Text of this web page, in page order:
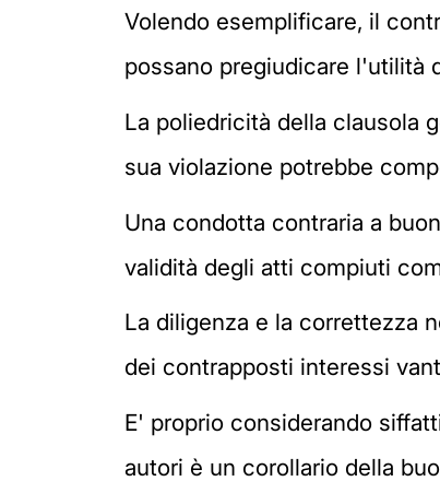
Volendo esemplificare, il
possano pregiudicare l'utilità
La poliedricità della clausola
sua violazione potrebbe
Una condotta contraria a
validità degli atti compiuti
La diligenza e la correttezza
dei contrapposti interessi
E' proprio considerando
autori è un corollario della